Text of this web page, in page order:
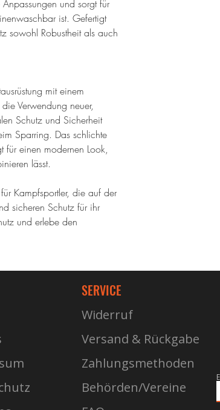
und sorgt für
ist. Gefertigt
sowohl Robustheit als auch
mit einem
Verwendung neuer,
Schutz und Sicherheit
Sparring. Das schlichte
für einen modernen Look,
lässt.
Kampfsportler, die auf der
sicheren Schutz für ihr
und erlebe den
SERVICE
Widerruf
Versand & Rückgabe
Zahlungsmethoden
Behörden/Vereine